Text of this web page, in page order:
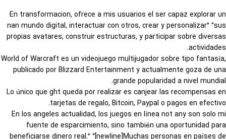
En transformacion, ofrece a mis usuarios el ser capaz explorar un
nan mundo digital, interactuar con otros, crear y personalizar” “sus
propias avatares, construir estructuras, y participar sobre diversas
actividades.
World of Warcraft es un videojuego multijugador sobre tipo fantasía,
publicado por Blizzard Entertainment y actualmente goza de una
grande popularidad a nivel mundial.
Lo único que ght queda por realizar es canjear las recompensas en
tarjetas de regalo, Bitcoin, Paypal o pagos en efectivo.
En los angeles actualidad, los juegos en línea not any son solo mi
fuente de esparcimiento, sino también una oportunidad para
beneficiarse dinero real.” “[newline]Muchas personas en países de